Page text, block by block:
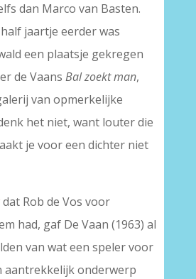
dan Marco van Basten.
jaartje eerder was
een plaatsje gekregen
de Vaans Bal zoekt man,
van opmerkelijke
het niet, want louter die
je voor een dichter niet
dat Rob de Vos voor
had, gaf De Vaan (1963) al
van wat een speler voor
aantrekkelijk onderwerp